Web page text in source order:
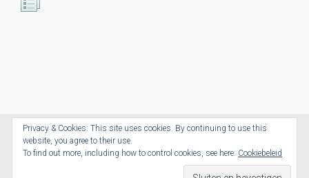
Vonnieschrijft.nl © 2026. All Rights Reserved.
Privacy & Cookies: This site uses cookies. By continuing to use this
website, you agree to their use.
To find out more, including how to control cookies, see here: Cookiebeleid